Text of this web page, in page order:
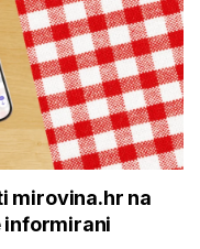
mirovina.hr na
informirani